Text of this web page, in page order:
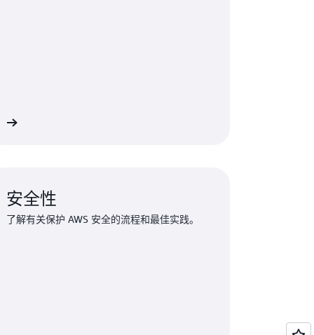
安全性
了解有关保护 AWS 安全的流程和最佳实践。